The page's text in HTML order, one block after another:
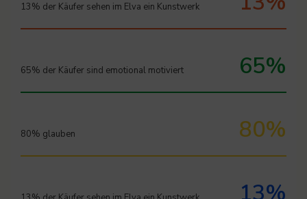
13% der Käufer sehen im Elva ein Kunstwerk
65% der Käufer sind emotional motiviert 65%
80% glauben 80%
13%